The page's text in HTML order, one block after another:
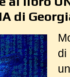
di
di